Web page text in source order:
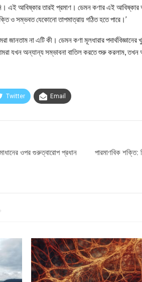
এই আবিষ্কার তারই প্রমাণ। ডেমন কণার এই আবিষ্কার
ও সম্ভবত যেকোনো তাপমাত্রায় গঠিত হতে পারে।’
জানতাম না এটি কী। ডেমন কণা মূলধারার
যখন অন্যান্য সম্ভাবনা বাতিল করতে শুরু করলাম, তখন
Twitter Email
ওপর গুরুত্বারোপ প্রধান
পারমাণবিক